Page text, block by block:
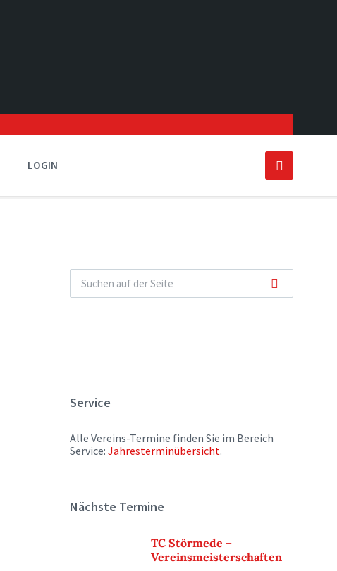
LOGIN
Service
Alle Vereins-Termine finden Sie im Bereich
Service:Jahresterminübersicht.
Nächste Termine
TC Störmede –
Vereinsmeisterschaften